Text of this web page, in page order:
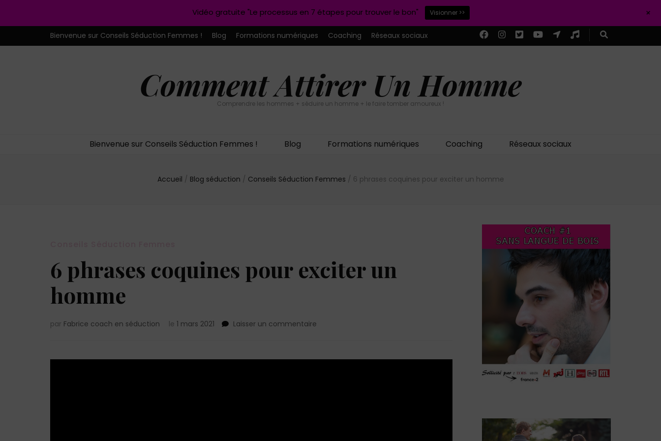
Bienvenue sur Conseils Séduction Femmes ! Blog Formations numériques Coaching Réseaux sociaux
Comment Attirer Un Homme
Comprendre les hommes + séduire un homme + le faire tomber amoureux !
Bienvenue sur Conseils Séduction Femmes ! Blog Formations numériques Coaching Réseaux sociaux
Accueil / Blog séduction / Conseils Séduction Femmes / 6 phrases coquines pour exciter un homme
6 phrases coquines pour exciter un
homme
par Fabrice coach en séduction le 1 mars 2021 Laisser un commentaire
Vidéo gratuite "Le processus en 7 étapes pour trouver le bon" Visionner >> +